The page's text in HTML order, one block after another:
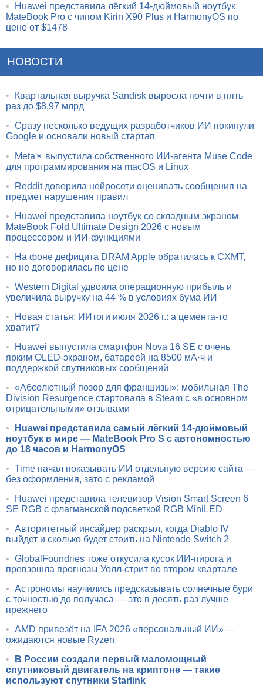
•
Huawei представила лёгкий 14-дюймовый ноутбук
MateBook Pro с чипом Kirin X90 Plus и HarmonyOS по
цене от $1478
НОВОСТИ
•
Квартальная выручка Sandisk выросла почти в пять
раз до $8,97 млрд
• Сразу несколько ведущих разработчиков ИИ покинули
Google и основали новый стартап
•
Meta✴ выпустила собственного ИИ-агента Muse Code
для программирования на macOS и Linux
•
Reddit доверила нейросети оценивать сообщения на
предмет нарушения правил
•
Huawei представила ноутбук со складным экраном
MateBook Fold Ultimate Design 2026 с новым
процессором и ИИ-функциями
•
На фоне дефицита DRAM Apple обратилась к CXMT,
но не договорилась по цене
• Western Digital удвоила операционную прибыль и
увеличила выручку на 44 % в условиях бума ИИ
•
Новая статья: ИИтоги июля 2026 г.: а цемента-то
хватит?
•
Huawei выпустила смартфон Nova 16 SE с очень
ярким OLED-экраном, батареей на 8500 мА·ч и
поддержкой спутниковых сообщений
• «Абсолютный позор для франшизы»: мобильная The
Division Resurgence стартовала в Steam с «в основном
отрицательными» отзывами
•
Huawei представила самый лёгкий 14-дюймовый
ноутбук в мире — MateBook Pro S с автономностью
до 18 часов и HarmonyOS
• Time начал показывать ИИ отдельную версию сайта —
без оформления, зато с рекламой
•
Huawei представила телевизор Vision Smart Screen 6
SE RGB с флагманской подсветкой RGB MiniLED
• Авторитетный инсайдер раскрыл, когда Diablo IV
выйдет и сколько будет стоить на Nintendo Switch 2
• GlobalFoundries тоже откусила кусок ИИ-пирога и
превзошла прогнозы Уолл-стрит во втором квартале
• Астрономы научились предсказывать солнечные бури
с точностью до получаса — это в десять раз лучше
прежнего
• AMD привезёт на IFA 2026 «персональный ИИ» —
ожидаются новые Ryzen
•
В России создали первый маломощный
спутниковый двигатель на криптоне — такие
используют спутники Starlink